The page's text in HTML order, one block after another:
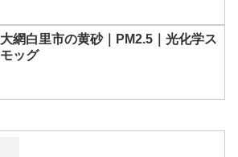
大網白里市の黄砂｜PM2.5｜光化学ス
モッグ